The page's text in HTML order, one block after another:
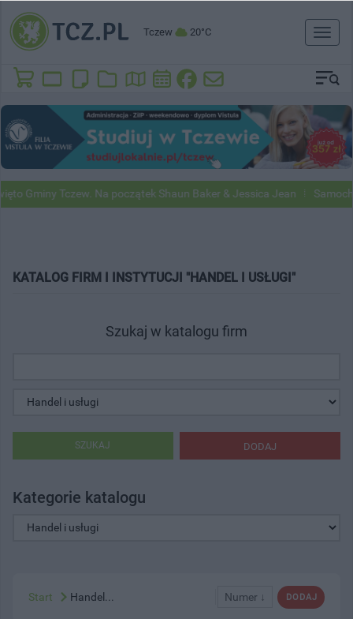
Tczew 20°C
Toggle
Gminy Tczew. Na początek Shaun Baker & Jessica Jean
KATALOG FIRM I INSTYTUCJI "HANDEL I USŁUGI"
Szukaj w katalogu firm
DODAJ
SZUKAJ
Kategorie katalogu
DODAJ
Numer ↓
Start Handel...